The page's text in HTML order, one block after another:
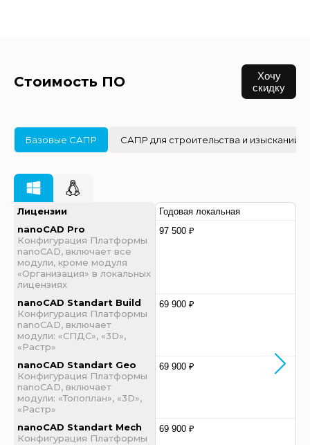
Стоимость ПО
Хочу
скидку
Базовые САПР САПР для строительства и изысканий
Лицензии
nanoCAD Pro
Конфигурация Платформы
nanoCAD, включает все
модули, кроме модуля
«Организация» в локальных
лицензиях
nanoCAD Standart Build
Конфигурация Платформы
nanoCAD, включает
модули: «СПДС», «3D»,
«Растр»
nanoCAD Standart Geo
Конфигурация Платформы
nanoCAD, включает
модули: «Топоплан», «3D»,
«Растр»
nanoCAD Standart Mech
Конфигурация Платформы
Годовая локальная
97 500 ₽
69 900 ₽
69 900 ₽
69 900 ₽